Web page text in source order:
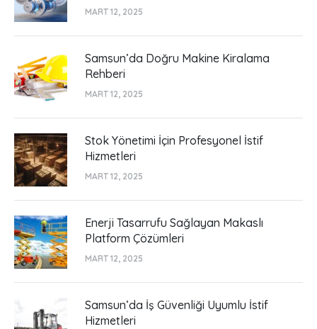
MART 12, 2025
Samsun’da Doğru Makine Kiralama
Rehberi
MART 12, 2025
Stok Yönetimi İçin Profesyonel İstif
Hizmetleri
MART 12, 2025
Enerji Tasarrufu Sağlayan Makaslı
Platform Çözümleri
MART 12, 2025
Samsun’da İş Güvenliği Uyumlu İstif
Hizmetleri